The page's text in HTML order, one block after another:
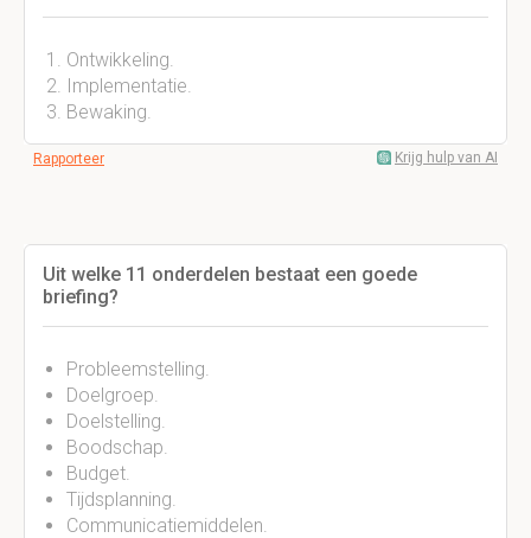
Ontwikkeling.
Implementatie.
Bewaking.
Rapporteer Krijg hulp van AI
Uit welke 11 onderdelen bestaat een goede
briefing?
Probleemstelling.
Doelgroep.
Doelstelling.
Boodschap.
Budget.
Tijdsplanning.
Communicatiemiddelen.